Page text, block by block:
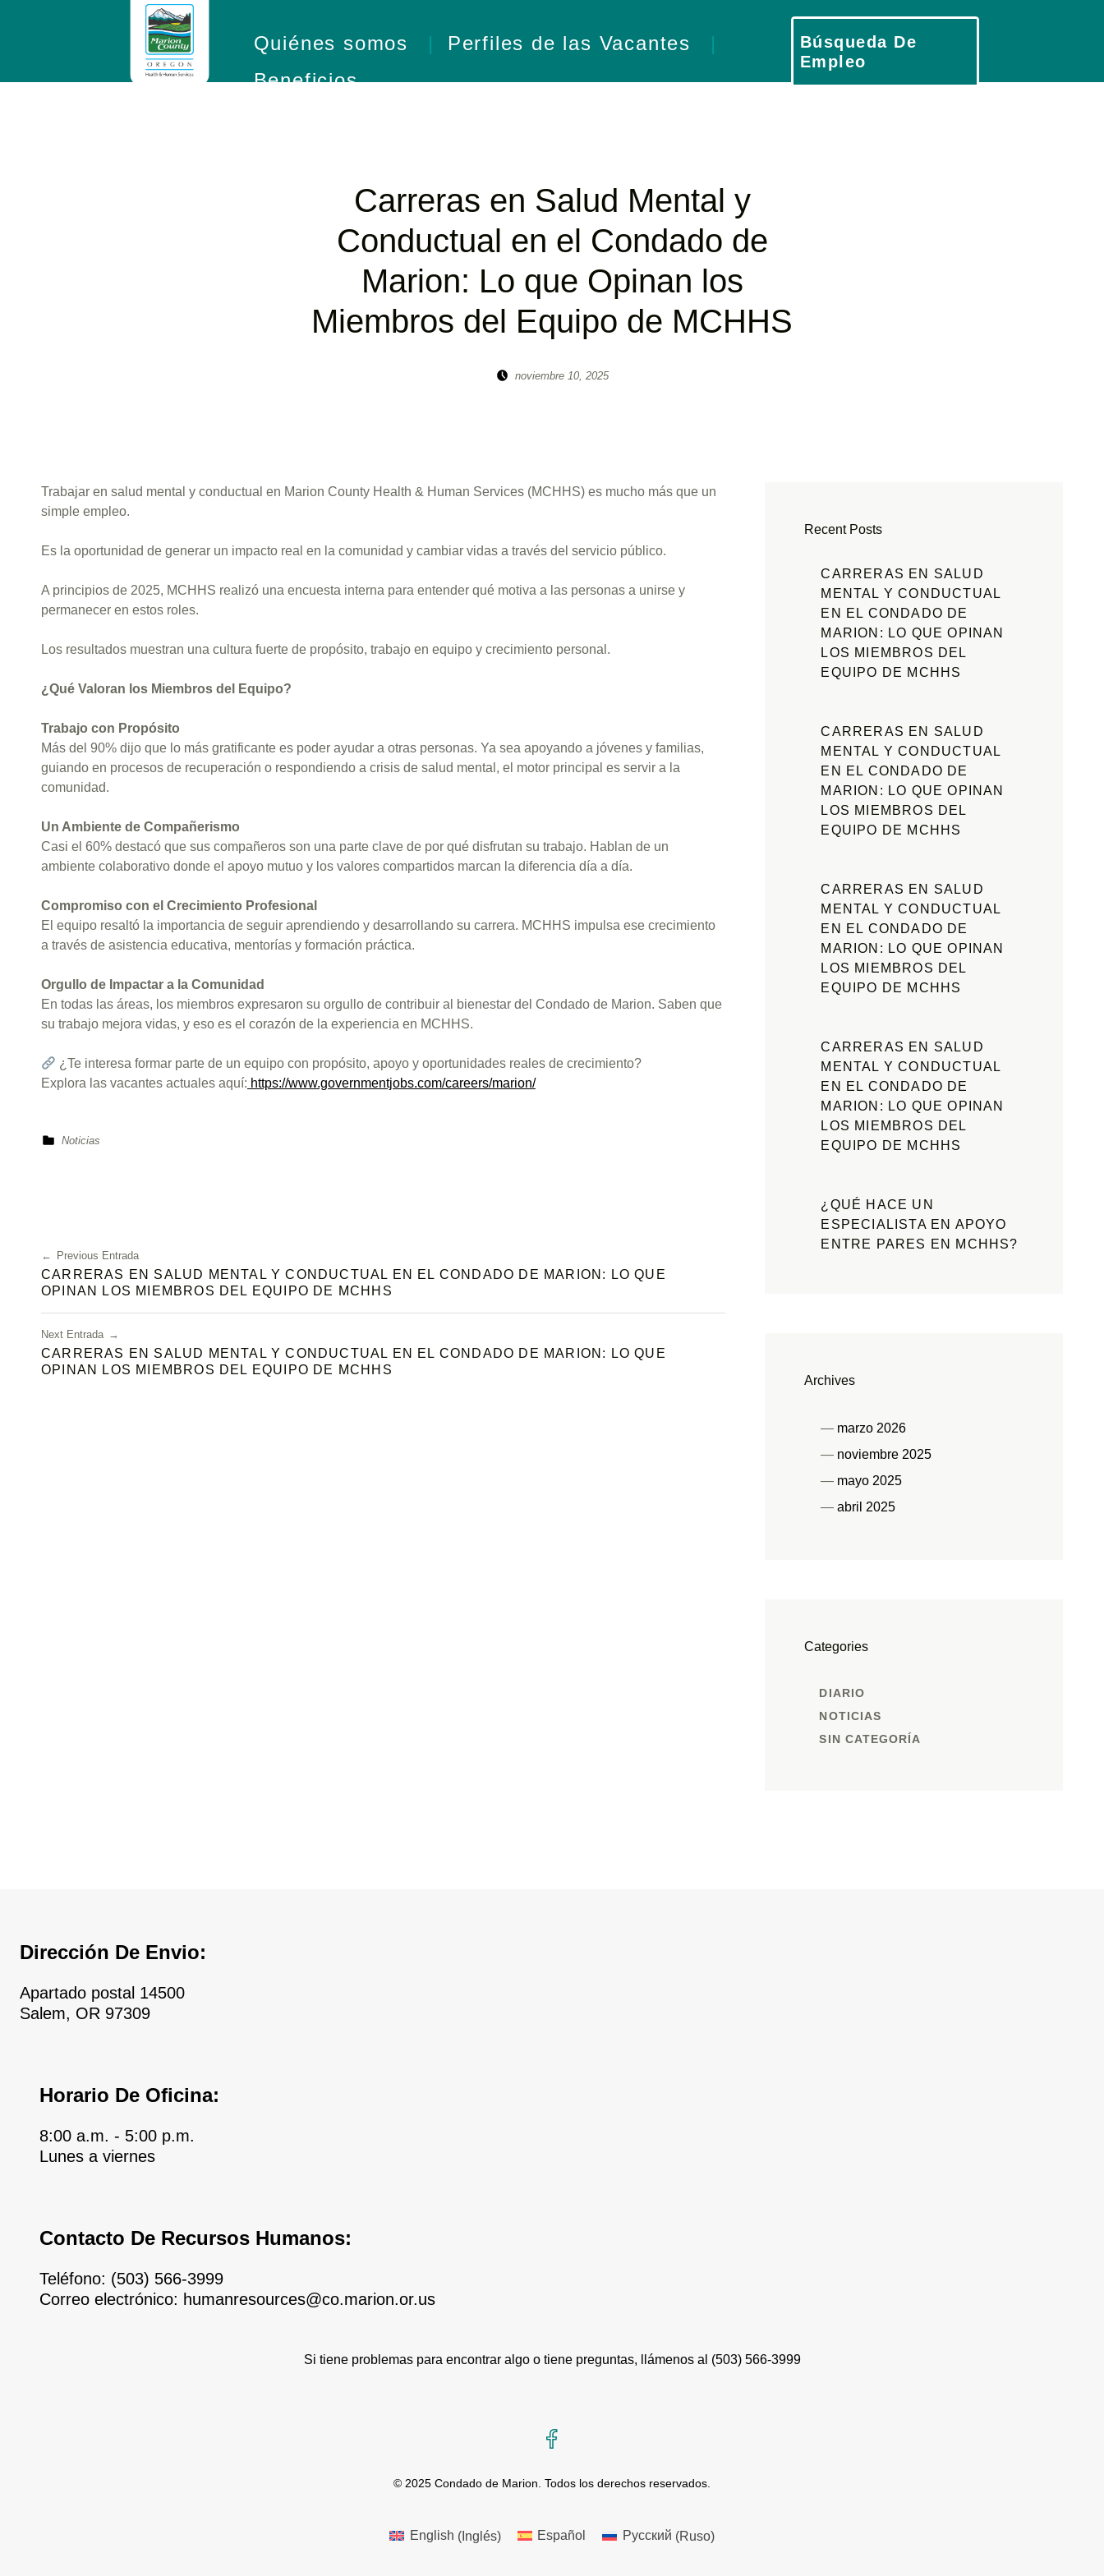
Quiénes somos
Perfiles de las Vacantes
Beneficios
Búsqueda De
Empleo
Carreras en Salud Mental y
Conductual en el Condado de
Marion: Lo que Opinan los
Miembros del Equipo de MCHHS
Posted on:
noviembre 10, 2025
Trabajar en salud mental y conductual en Marion County Health & Human Services (MCHHS) es mucho más que un
simple empleo.
Es la oportunidad de generar un impacto real en la comunidad y cambiar vidas a través del servicio público.
A principios de 2025, MCHHS realizó una encuesta interna para entender qué motiva a las personas a unirse y
permanecer en estos roles.
Los resultados muestran una cultura fuerte de propósito, trabajo en equipo y crecimiento personal.
¿Qué Valoran los Miembros del Equipo?
Trabajo con Propósito
Más del 90% dijo que lo más gratificante es poder ayudar a otras personas. Ya sea apoyando a jóvenes y familias,
guiando en procesos de recuperación o respondiendo a crisis de salud mental, el motor principal es servir a la
comunidad.
Un Ambiente de Compañerismo
Casi el 60% destacó que sus compañeros son una parte clave de por qué disfrutan su trabajo. Hablan de un
ambiente colaborativo donde el apoyo mutuo y los valores compartidos marcan la diferencia día a día.
Compromiso con el Crecimiento Profesional
El equipo resaltó la importancia de seguir aprendiendo y desarrollando su carrera. MCHHS impulsa ese crecimiento
a través de asistencia educativa, mentorías y formación práctica.
Orgullo de Impactar a la Comunidad
En todas las áreas, los miembros expresaron su orgullo de contribuir al bienestar del Condado de Marion. Saben que
su trabajo mejora vidas, y eso es el corazón de la experiencia en MCHHS.
¿Te interesa formar parte de un equipo con propósito, apoyo y oportunidades reales de crecimiento?
Explora las vacantes actuales aquí: https://www.governmentjobs.com/careers/marion/
Categorized in:
Noticias
Navegación de entradas
Previous Entrada
CARRERAS EN SALUD MENTAL Y CONDUCTUAL EN EL CONDADO DE MARION: LO QUE
OPINAN LOS MIEMBROS DEL EQUIPO DE MCHHS
Next Entrada
CARRERAS EN SALUD MENTAL Y CONDUCTUAL EN EL CONDADO DE MARION: LO QUE
OPINAN LOS MIEMBROS DEL EQUIPO DE MCHHS
Recent Posts
CARRERAS EN SALUD
MENTAL Y CONDUCTUAL
EN EL CONDADO DE
MARION: LO QUE OPINAN
LOS MIEMBROS DEL
EQUIPO DE MCHHS
CARRERAS EN SALUD
MENTAL Y CONDUCTUAL
EN EL CONDADO DE
MARION: LO QUE OPINAN
LOS MIEMBROS DEL
EQUIPO DE MCHHS
CARRERAS EN SALUD
MENTAL Y CONDUCTUAL
EN EL CONDADO DE
MARION: LO QUE OPINAN
LOS MIEMBROS DEL
EQUIPO DE MCHHS
CARRERAS EN SALUD
MENTAL Y CONDUCTUAL
EN EL CONDADO DE
MARION: LO QUE OPINAN
LOS MIEMBROS DEL
EQUIPO DE MCHHS
¿QUÉ HACE UN
ESPECIALISTA EN APOYO
ENTRE PARES EN MCHHS?
Archives
marzo 2026
noviembre 2025
mayo 2025
abril 2025
Categories
DIARIO
NOTICIAS
SIN CATEGORÍA
Dirección De Envio:
Apartado postal 14500
Salem, OR 97309
Horario De Oficina:
8:00 a.m. - 5:00 p.m.
Lunes a viernes
Contacto De Recursos Humanos:
Teléfono: (503) 566-3999
Correo electrónico: humanresources@co.marion.or.us
Si tiene problemas para encontrar algo o tiene preguntas, llámenos al (503) 566-3999
© 2025 Condado de Marion. Todos los derechos reservados.
Facebook
English (Inglés) Español Русский (Ruso)